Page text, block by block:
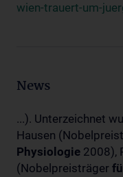
wien-trauert-um-
News
...). Unterzeichnet
Hausen
Physiologie 2008),
(Nobelpreisträger